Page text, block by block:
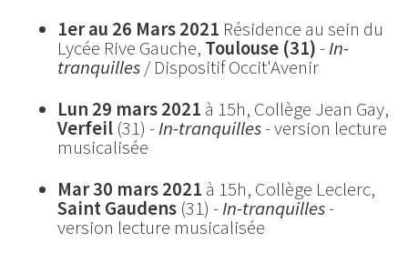
1er au 26 Mars 2021 Résidence au sein du
Lycée Rive Gauche, Toulouse (31)-In-
tranquilles/ Dispositif Occit'Avenir
Lun 29 mars 2021 à 15h, Collège Jean Gay,
Verfeil (31) -In-tranquilles- version lecture
musicalisée
Mar 30 mars 2021 à 15h, Collège Leclerc,
Saint Gaudens (31) -In-tranquilles-
version lecture musicalisée